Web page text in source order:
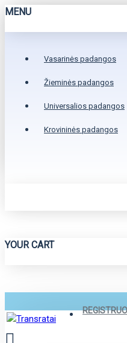
MENU
Vasarinės padangos
Žieminės padangos
Universalios padangos
Krovininės padangos
YOUR CART